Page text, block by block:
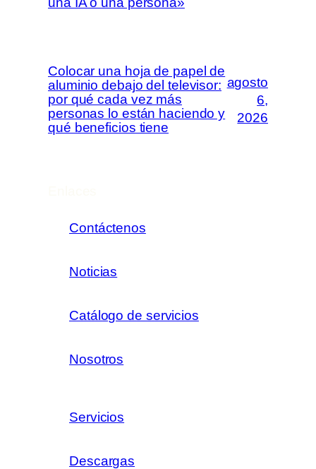
Colocar una hoja de papel de
aluminio debajo del televisor:
por qué cada vez más
personas lo están haciendo y
qué beneficios tiene
agosto
6,
2026
Contáctenos
Noticias
Catálogo de servicios
Nosotros
Servicios
Descargas